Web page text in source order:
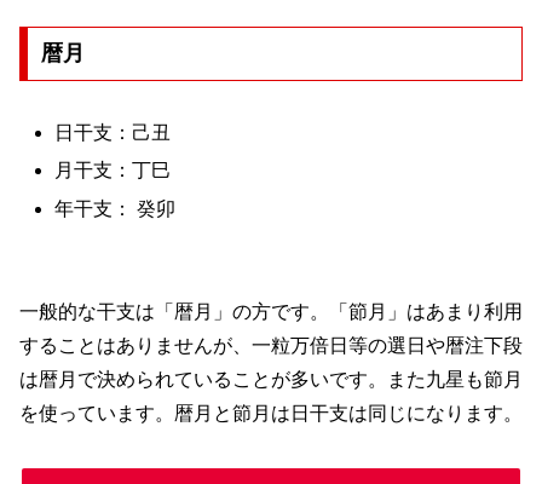
暦月
日干支：己丑
月干支：丁巳
年干支： 癸卯
一般的な干支は「暦月」の方です。「節月」はあまり利用
することはありませんが、一粒万倍日等の選日や暦注下段
は暦月で決められていることが多いです。また九星も節月
を使っています。暦月と節月は日干支は同じになります。